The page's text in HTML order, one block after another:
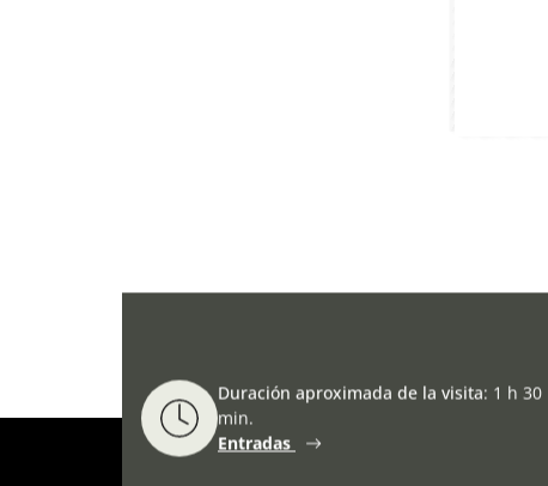
Duración aproximada de la visita: 1 h 30
min.
Entradas